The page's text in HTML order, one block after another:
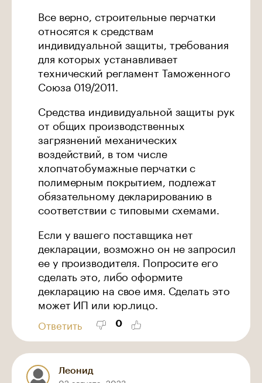
Все верно, строительные перчатки
относятся к средствам
индивидуальной защиты, требования
для которых устанавливает
технический регламент Таможенного
Союза 019/2011.
Средства индивидуальной защиты рук
от общих производственных
загрязнений механических
воздействий, в том числе
хлопчатобумажные перчатки с
полимерным покрытием, подлежат
обязательному декларированию в
соответствии с типовыми схемами.
Если у вашего поставщика нет
декларации, возможно он не запросил
ее у производителя. Попросите его
сделать это, либо оформите
декларацию на свое имя. Сделать это
может ИП или юр.лицо.
Ответить 0
Леонид